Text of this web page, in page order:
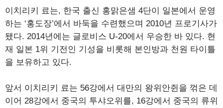
이치리키 료는, 한국 출신 홍맑은샘 4단이 일본에서 운영
하는 ‘홍도장’에서 바둑을 수련했으며 2010년 프로기사가
됐다. 2014년에는 글로비스 U-20에서 우승한 바 있다. 현
재 일본 1위 기전인 기성을 비롯해 본인방과 천원 타이틀
을 보유하고 있다.
앞서 이치리키 료는 56강에서 대만의 왕위안쥔을 꺾은 데
이어 28강에서 중국의 투샤오위를, 16강에서 중국의 류위